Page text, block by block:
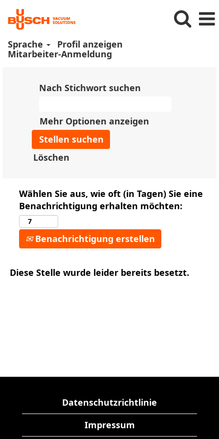
Sprache
Profil anzeigen
Mitarbeiter-Anmeldung
Nach Stichwort suchen
Mehr Optionen anzeigen
Löschen
Wählen Sie aus, wie oft (in Tagen) Sie eine
Benachrichtigung erhalten möchten:
Benachrichtigung erstellen
Diese Stelle wurde leider bereits besetzt.
Datenschutzrichtlinie
Impressum